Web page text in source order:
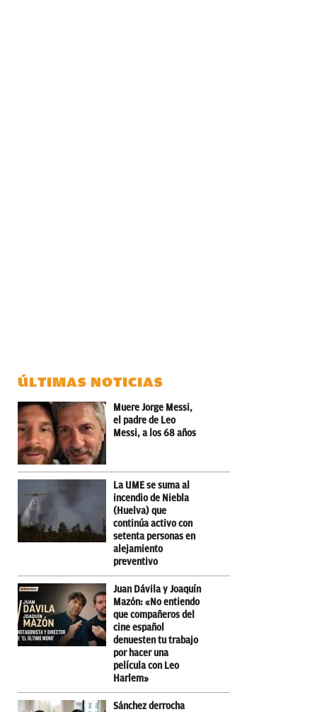
ÚLTIMAS NOTICIAS
Muere Jorge Messi,
el padre de Leo
Messi, a los 68 años
La UME se suma al
incendio de Niebla
(Huelva) que
continúa activo con
setenta personas en
alejamiento
preventivo
Juan Dávila y Joaquín
Mazón: «No entiendo
que compañeros del
cine español
denuesten tu trabajo
por hacer una
película con Leo
Harlem»
Sánchez derrocha